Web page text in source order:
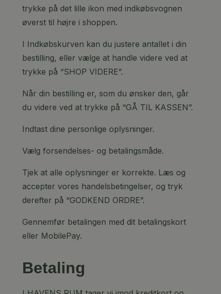
trykke på det lille ikon med indkøbsvognen
øverst til højre i shoppen.
I Indkøbskurven kan du justere antallet i din
bestilling, eller vælge at handle videre ved at
trykke på “SHOP VIDERE”.
Når din bestilling er, som du ønsker den, går
du videre ved at trykke på “GÅ TIL KASSEN”.
Indtast dine personlige oplysninger.
Vælg forsendelses- og betalingsmåde.
Tjek at alle oplysninger er korrekte. Læs og
accepter vores handelsbetingelser, og tryk
derefter på “GODKEND ORDRE”.
Gennemfør betalingen med dit betalingskort
eller MobilePay.
Betaling